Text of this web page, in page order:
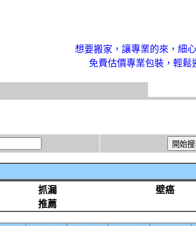
想要搬家，讓專業的來，細
免費估價專業包裝，輕鬆
抓漏
壁癌
推薦